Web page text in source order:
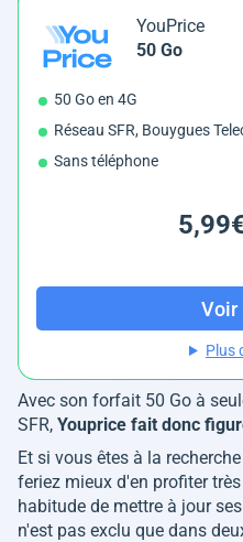
YouPrice
50 Go
50 Go en 4G
Réseau SFR, Bouygues
Sans téléphone
Voir
Plus
Avec son forfait 50 Go à
SFR, Youprice fait donc
Et si vous êtes à la
feriez mieux d'en profiter
habitude de mettre à jour
n'est pas exclu que dans